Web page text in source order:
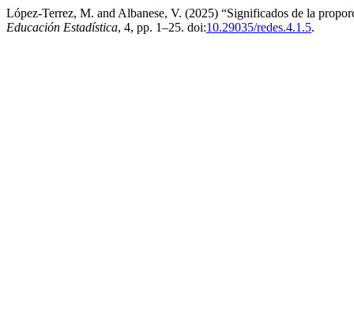
López-Terrez, M. and Albanese, V. (2025) “Significados de la
Educación Estadística, 4, pp. 1–25. doi:10.29035/redes.4.1.5.